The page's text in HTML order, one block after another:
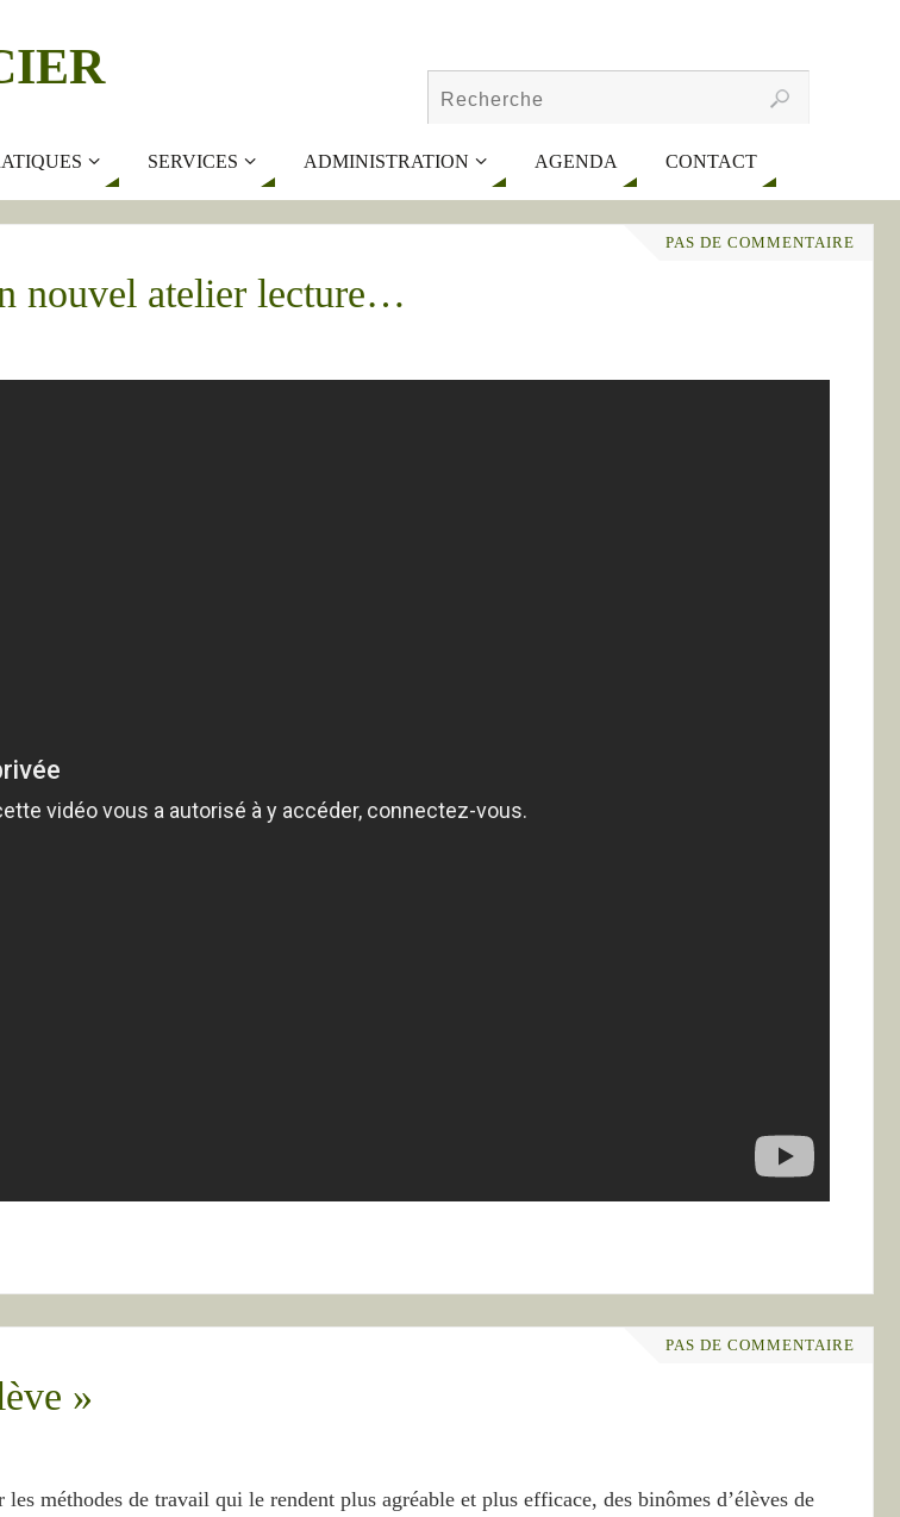
SERVICES ADMINISTRATION AGENDA CONTACT
PAS DE COMMENTAIRE
nouvel atelier lecture…
PAS DE COMMENTAIRE
»
méthodes de travail qui le rendent plus agréable et plus efficace, des binômes d’élèves de